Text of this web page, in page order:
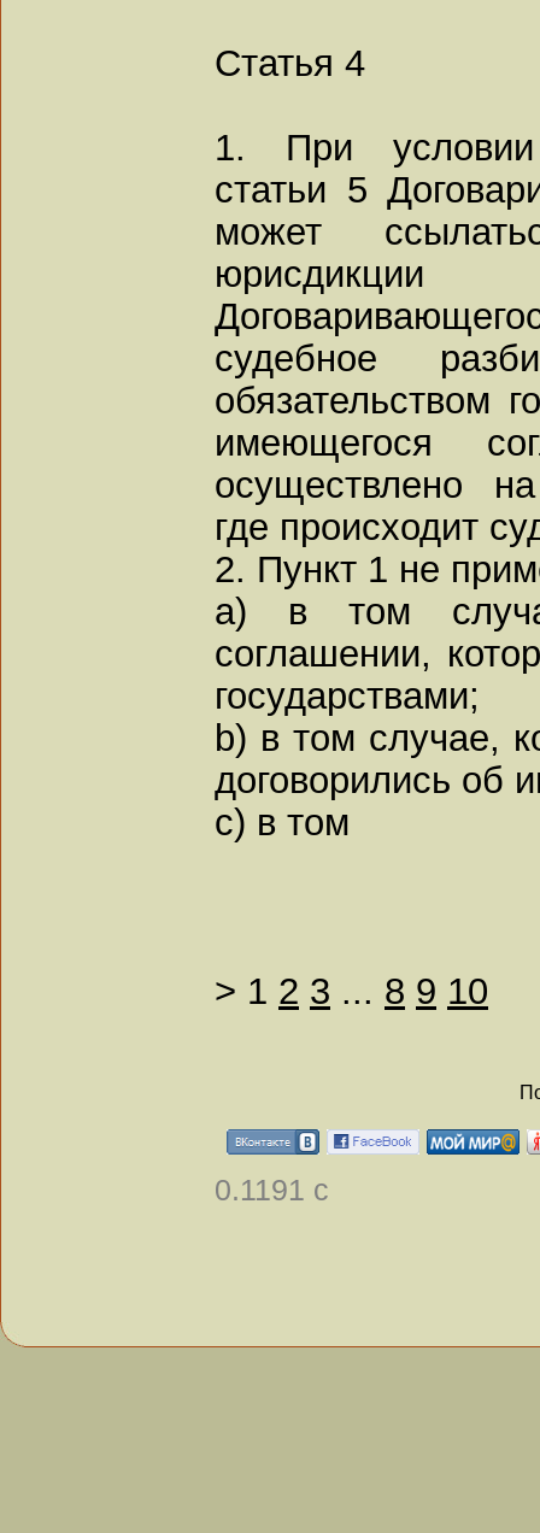
Статья 4
1. При условии
статьи 5
может
судебное
обязательством
имеющегося
осуществлено
где происходит
2. Пункт 1 не
a) в том
соглашении,
государствами;
b) в том случае,
договорились об
c) в том
> 1 2 3 ... 8 9 10
0.1191 с